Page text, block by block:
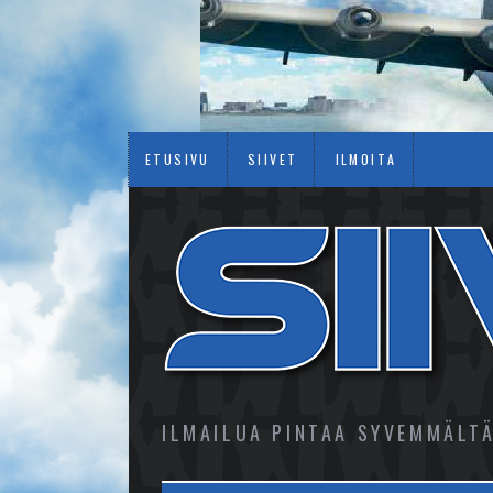
ETUSIVU SIIVET ILMOITA
ILMAILUA PINTAA